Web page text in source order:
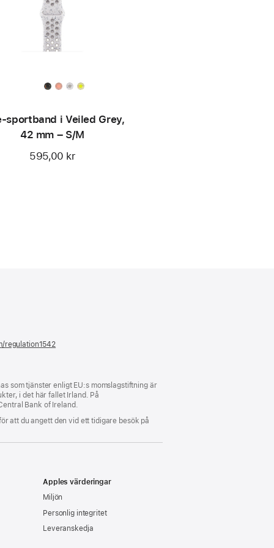
sportband i Veiled Grey,
42 mm – S/M
595,00 kr
regulation1542
fönster)
som tjänster enligt EU:s momslagstiftning är
i det här fallet Irland. På
Bank of Ireland.
att du angett den vid ett tidigare besök på
Apples värderingar
Miljön
Personlig integritet
Leveranskedja